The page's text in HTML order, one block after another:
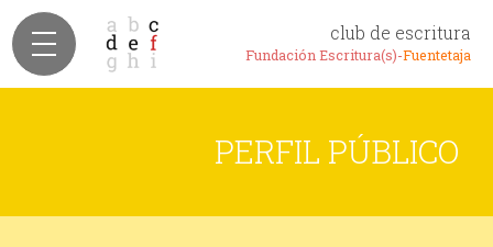
club de escritura
Fundación Escritura(s)-Fuentetaja
PERFIL PÚBLICO